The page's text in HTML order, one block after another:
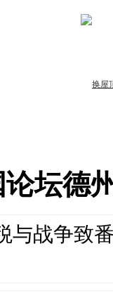
论坛德
与战争致